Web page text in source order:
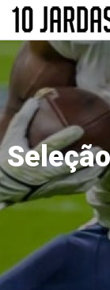
Pular
o
conteúdo
principal